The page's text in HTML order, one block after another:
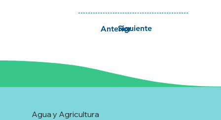
Siguiente
Anterior
Agua y Agricultura